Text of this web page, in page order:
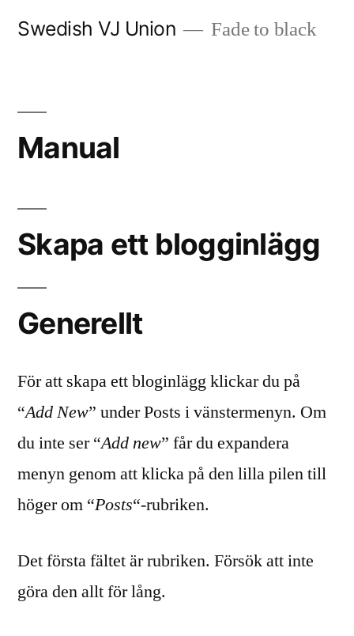
Swedish VJ Union Fade to black
Manual
Skapa ett blogginlägg
Generellt
För att skapa ett bloginlägg klickar du på
“Add New” under Posts i vänstermenyn. Om
du inte ser “Add new” får du expandera
menyn genom att klicka på den lilla pilen till
höger om “Posts“-rubriken.
Det första fältet är rubriken. Försök att inte
göra den allt för lång.